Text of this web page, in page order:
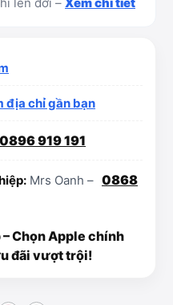
địa chỉ gần bạn
0896 919 191
Mrs Oanh – 0868
– Chọn Apple chính
đãi vượt trội!